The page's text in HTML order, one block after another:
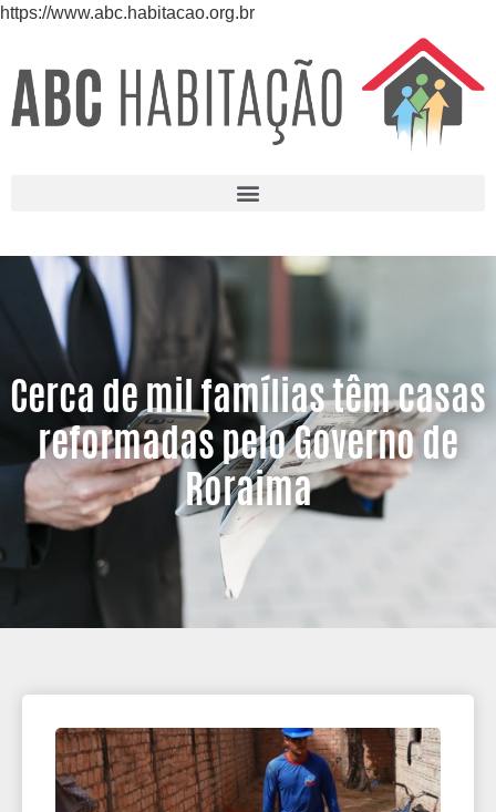
https://www.abc.habitacao.org.br
Cerca de mil famílias têm casas
reformadas pelo Governo de
Roraima